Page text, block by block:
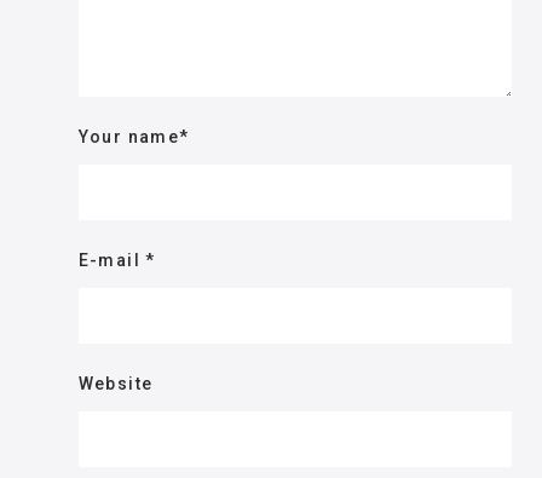
Your name*
E-mail*
Website